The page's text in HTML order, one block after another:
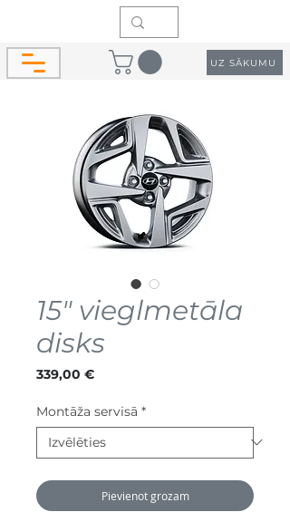
UZ SĀKUMU
15" vieglmetāla
disks
339,00 €Cena
Montāža servisā *
Pievienot grozam